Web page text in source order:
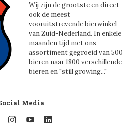
Wij zijn de grootste en direct
ook de meest
vooruitstrevende bierwinkel
van Zuid-Nederland. In enkele
maanden tijd met ons
assortiment gegroeid van 500
bieren naar 1800 verschillende
bieren en "still growing..."
Media